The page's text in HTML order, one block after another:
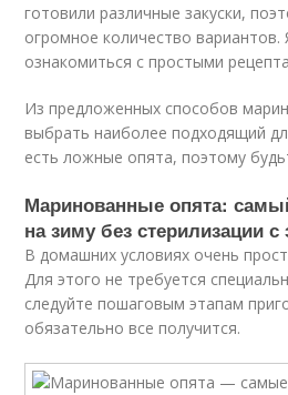
готовили различные закуски,
огромное количество вариантов.
ознакомиться с простыми
Из предложенных способов
выбрать наиболее подходящий
есть ложные опята, поэтому
Маринованные опята:
на зиму без стерилизации с
В домашних условиях очень
Для этого не требуется
следуйте пошаговым этапам
обязательно все получится.